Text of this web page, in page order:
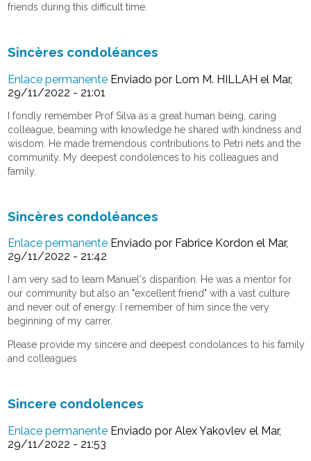
friends during this difficult time.
Sincères condoléances
Enlace permanente Enviado por Lom M. HILLAH el Mar,
29/11/2022 - 21:01
I fondly remember Prof Silva as a great human being, caring
colleague, beaming with knowledge he shared with kindness and
wisdom. He made tremendous contributions to Petri nets and the
community. My deepest condolences to his colleagues and
family.
Sincères condoléances
Enlace permanente Enviado por Fabrice Kordon el Mar,
29/11/2022 - 21:42
I am very sad to learn Manuel's disparition. He was a mentor for
our community but also an "excellent friend" with a vast culture
and never out of energy. I remember of him since the very
beginning of my carrer.
Please provide my sincere and deepest condolances to his family
and colleagues
Sincere condolences
Enlace permanente Enviado porAlex Yakovlev el Mar,
29/11/2022 - 21:53